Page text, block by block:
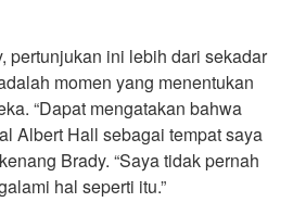
pertunjukan ini lebih dari sekadar
momen yang menentukan
“Dapat mengatakan bahwa
Albert Hall sebagai tempat saya
Brady. “Saya tidak pernah
hal seperti itu.”